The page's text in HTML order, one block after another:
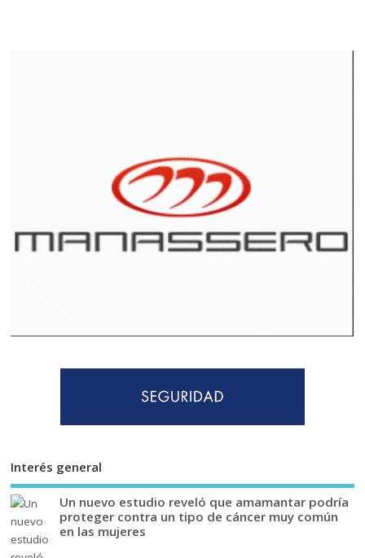
Interés general
Un nuevo estudio reveló que amamantar podría
proteger contra un tipo de cáncer muy común
en las mujeres